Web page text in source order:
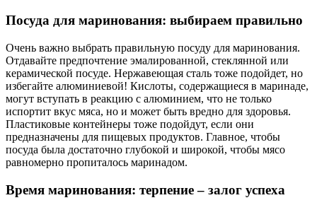
Посуда для маринования: выбираем правильно
Очень важно выбрать правильную посуду для маринования.
Отдавайте предпочтение эмалированной, стеклянной или
керамической посуде. Нержавеющая сталь тоже подойдет, но
избегайте алюминиевой! Кислоты, содержащиеся в маринаде,
могут вступать в реакцию с алюминием, что не только
испортит вкус мяса, но и может быть вредно для здоровья.
Пластиковые контейнеры тоже подойдут, если они
предназначены для пищевых продуктов. Главное, чтобы
посуда была достаточно глубокой и широкой, чтобы мясо
равномерно пропиталось маринадом.
Время маринования: терпение – залог успеха